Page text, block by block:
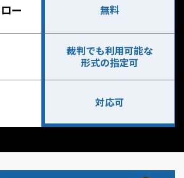
ー 無料
裁判でも利用可能な
形式の指定可
対応可